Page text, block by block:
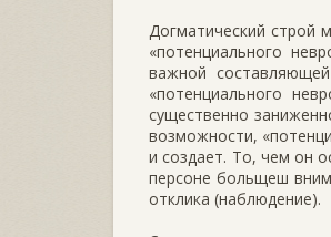
Догматический строй
«потенциального
важной
«потенциального
существенно
возможности,
и создает. То, чем он
персоне больщеш
отклика (наблюдение).